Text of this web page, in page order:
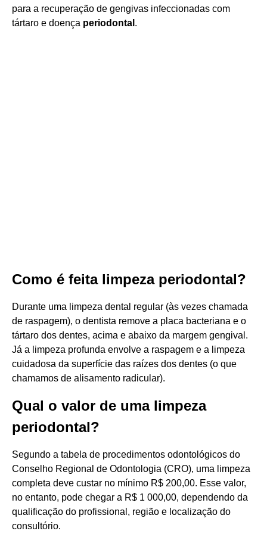
para a recuperação de gengivas infeccionadas com
tártaro e doença periodontal .
Como é feita limpeza periodontal?
Durante uma limpeza dental regular (às vezes chamada
de raspagem), o dentista remove a placa bacteriana e o
tártaro dos dentes, acima e abaixo da margem gengival.
Já a limpeza profunda envolve a raspagem e a limpeza
cuidadosa da superfície das raízes dos dentes (o que
chamamos de alisamento radicular).
Qual o valor de uma limpeza
periodontal?
Segundo a tabela de procedimentos odontológicos do
Conselho Regional de Odontologia (CRO), uma limpeza
completa deve custar no mínimo R$ 200,00. Esse valor,
no entanto, pode chegar a R$ 1 000,00, dependendo da
qualificação do profissional, região e localização do
consultório.